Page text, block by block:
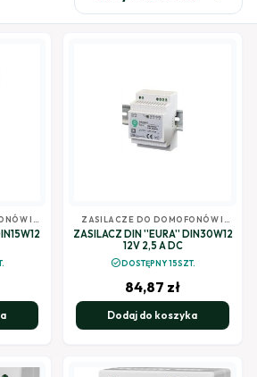
I
ZASILACZE DO DOMOFONÓW I
WIDEODOMOFONÓW
ZASILACZ DIN ''EURA'' DIN30W12
12V 2,5 A DC
check_circleDOSTĘPNY 15SZT.
84,87 zł
Dodaj do koszyka